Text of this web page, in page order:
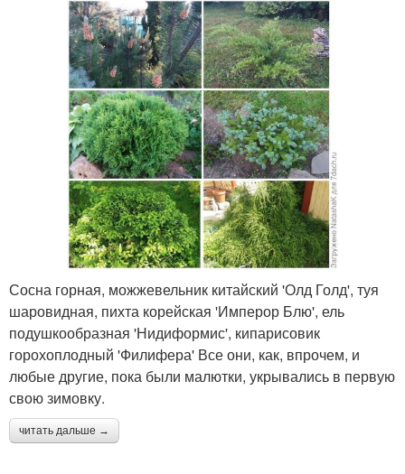
Сосна горная, можжевельник китайский 'Олд Голд', туя
шаровидная, пихта корейская 'Имперор Блю', ель
подушкообразная 'Нидиформис', кипарисовик
горохоплодный 'Филифера' Все они, как, впрочем, и
любые другие, пока были малютки, укрывались в первую
свою зимовку.
читать дальше →